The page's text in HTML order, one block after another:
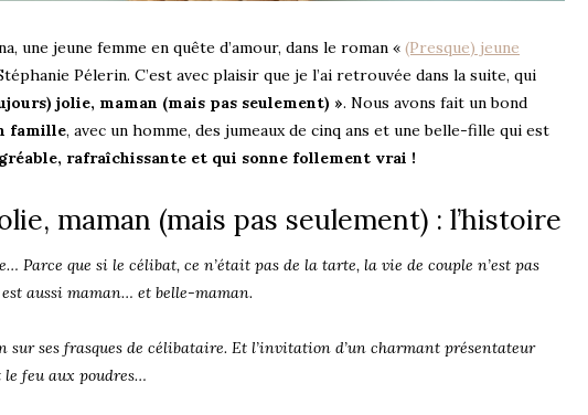
une jeune femme en quête d’amour, dans le roman « (Presque) jeune
Pélerin. C’est avec plaisir que je l’ai retrouvée dans la suite, qui
jolie, maman (mais pas seulement) ». Nous avons fait un bond
famille, avec un homme, des jumeaux de cinq ans et une belle-fille qui est
rafraîchissante et qui sonne follement vrai !
maman (mais pas seulement) : l’histoire
que si le célibat, ce n’était pas de la tarte, la vie de couple n’est pas
aussi maman… et belle-maman.
ses frasques de célibataire. Et l’invitation d’un charmant présentateur
feu aux poudres…